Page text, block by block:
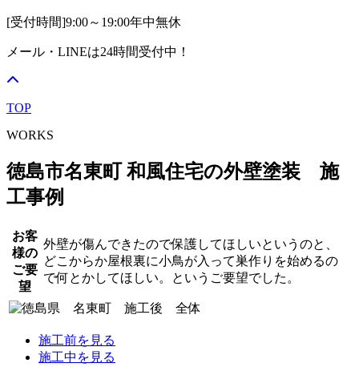
[受付時間]9:00～19:00年中無休
メール・LINEは24時間受付中！
TOP
WORKS
徳島市名東町 和風住宅の外壁塗装 施
工事例
お客
様の
ご要
望
外壁が傷んできたので保護してほしいというのと、
どこからか屋根裏に小鳥が入って巣作りを始めるの
で何とかしてほしい。というご要望でした。
施工前を見る
施工中を見る